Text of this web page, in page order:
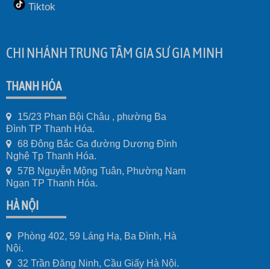
Tiktok
CHI NHÁNH TRUNG TÂM GIA SƯ GIA MINH
THANH HÓA
15/23 Phan Bội Châu , phường Ba
Đình TP Thanh Hóa.
68 Đông Bắc Ga đường Dương Đình
Nghệ Tp Thanh Hóa.
57B Nguyễn Mộng Tuân, Phường Nam
Ngạn TP Thanh Hóa.
HÀ NỘI
Phòng 402, 59 Láng Hạ, Ba Đình, Hà
Nội.
32 Trần Đăng Ninh, Cầu Giấy Hà Nội.